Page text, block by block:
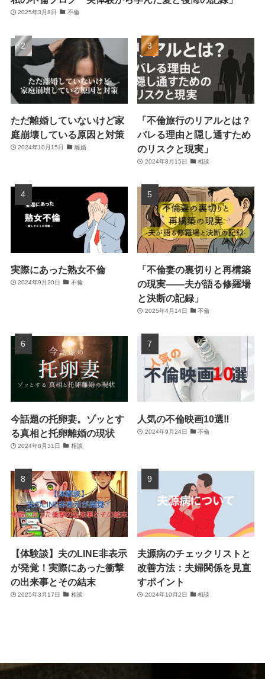
2025年3月8日 不倫
ただ離婚していないけど家
庭崩壊している原因と対策
2024年10月15日 離婚
「不倫旅行のリアルとは？
バレる理由と隠し通すため
のリスクと現実」
2024年8月15日 相談
実際にあった熟女不倫
2024年9月20日 不倫
「不倫妻の裏切りと再構築
の現実――夫が語る修羅場
と決断の記録」
2025年4月14日 不倫
今話題の托卵妻。ゾッとす
る真相と托卵離婚の現状
2024年8月31日 相談
人気の不倫映画10選‼
2024年9月24日 不倫
【体験談】夫のLINE非表示
が発覚！実際にあった衝撃
の出来事とその結末
2025年3月17日 相談
夫源病のチェックリストと
改善方法：夫婦関係を見直
すポイント
2024年10月2日 相談